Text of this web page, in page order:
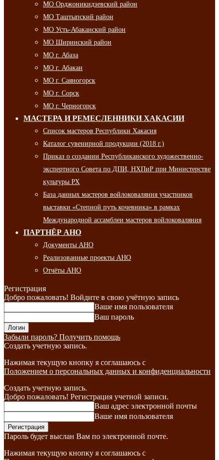
МО Орджоникидзевский район
МО Таштыпский район
МО Усть-Абаканский район
МО Ширинский район
МО г. Абаза
МО г. Абакан
МО г. Саяногорск
МО г. Сорск
МО г. Черногорск
МАСТЕРА И РЕМЕСЛЕННИКИ ХАКАСИИ
Список мастеров Республики Хакасия
Каталог сувенирной продукции (2018 г.)
Приказ о создании Республиканского художественно-
экспертного Совета по ДПИ, НХПиР при Министерстве
культуры РХ
База данных мастеров войлоковаляния участников
выставки «Степной путь кочевника» в рамках
Международной ассамблеи мастеров войлоковаляния
ПАРТНЁР АНО
Документы АНО
Реализованные проекты АНО
Отчёты АНО
Регистрация
Добро пожаловать! Войдите в свою учётную запись
Ваше имя пользователя
Ваш пароль
Забыли пароль? Получить помощь
Создать учетную запись.
Нажимая текущую кнопку я соглашаюсь с
Положением о персональных данных и конфиденциальности
Создать учетную запись.
Добро пожаловать! Регистрация учетной записи.
Ваш адрес электронной почты
Ваше имя пользователя
Пароль будет выслан Вам по электронной почте.
Нажимая текущую кнопку я соглашаюсь с